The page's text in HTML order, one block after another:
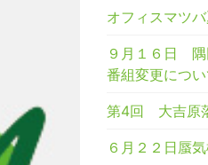
オフィスマツ
９月１６日 隅
番組変更につい
第4回 大吉原
６月２２日蜃